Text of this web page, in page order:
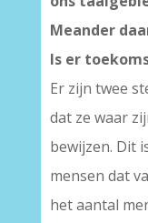
Meander
Is er
Er zijn twee
dat ze waar
bewijzen. Dit
mensen dat
het aantal